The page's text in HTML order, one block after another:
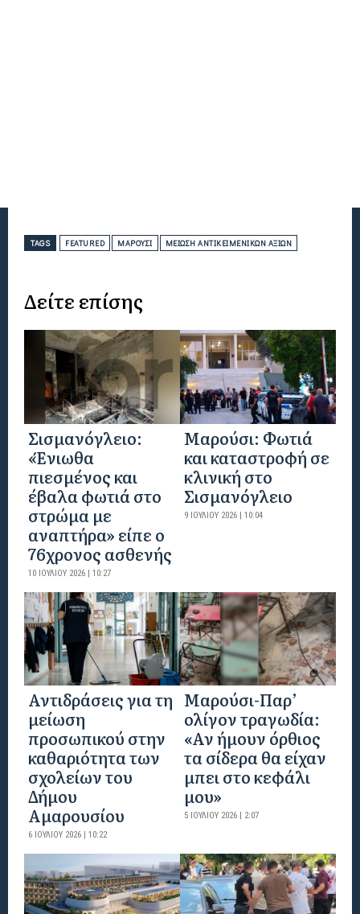
TAGS FEATURED ΜΑΡΟΎΣΙ ΜΕΊΩΣΗ ΑΝΤΙΚΕΙΜΕΝΙΚΏΝ ΑΞΙΏΝ
Δείτε επίσης
Σισμανόγλειο:
«Ένιωθα
πιεσμένος και
έβαλα φωτιά στο
στρώμα με
αναπτήρα» είπε ο
76χρονος ασθενής
10 ΙΟΥΛΊΟΥ 2026 | 10:27
Μαρούσι: Φωτιά
και καταστροφή σε
κλινική στο
Σισμανόγλειο
9 ΙΟΥΛΊΟΥ 2026 | 10:04
Αντιδράσεις για τη
μείωση
προσωπικού στην
καθαριότητα των
σχολείων του
Δήμου
Αμαρουσίου
6 ΙΟΥΛΊΟΥ 2026 | 10:22
Μαρούσι-Παρ’
ολίγον τραγωδία:
«Αν ήμουν όρθιος
τα σίδερα θα είχαν
μπει στο κεφάλι
μου»
5 ΙΟΥΛΊΟΥ 2026 | 2:07